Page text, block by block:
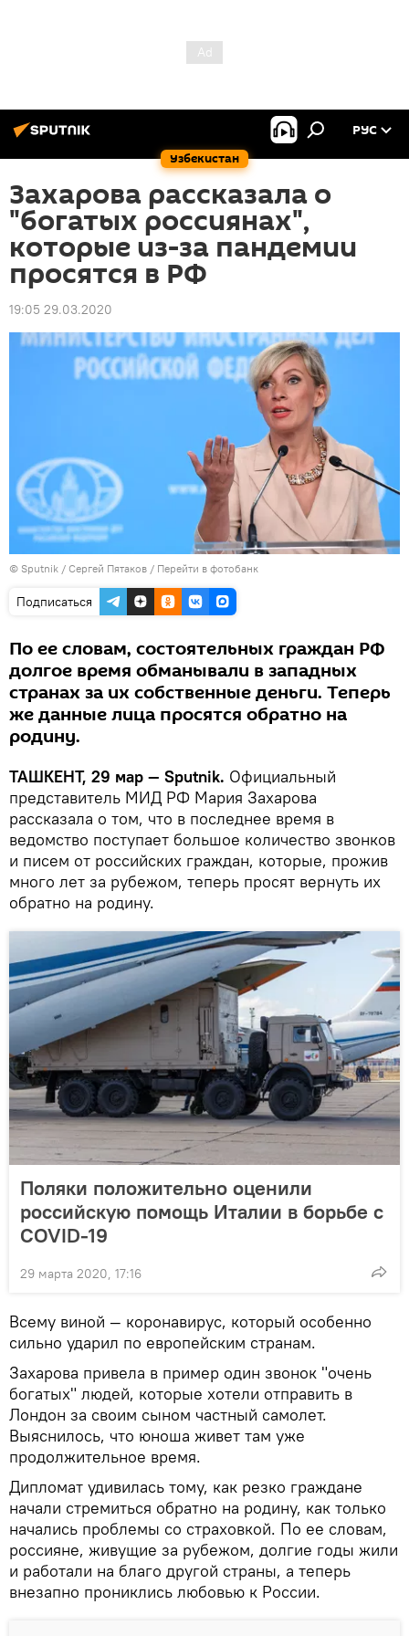
Узбекистан
РУС
Захарова рассказала о
"богатых россиянах",
которые из-за пандемии
просятся в РФ
19:05 29.03.2020
© Sputnik / Сергей Пятаков / Перейти в фотобанк
Подписаться
По ее словам, состоятельных граждан РФ
долгое время обманывали в западных
странах за их собственные деньги. Теперь
же данные лица просятся обратно на
родину.
ТАШКЕНТ, 29 мар — Sputnik. Официальный
представитель МИД РФ Мария Захарова
рассказала о том, что в последнее время в
ведомство поступает большое количество звонков
и писем от российских граждан, которые, прожив
много лет за рубежом, теперь просят вернуть их
обратно на родину.
Поляки положительно оценили
российскую помощь Италии в борьбе с
COVID-19
29 марта 2020, 17:16
Всему виной — коронавирус, который особенно
сильно ударил по европейским странам.
Захарова привела в пример один звонок "очень
богатых" людей, которые хотели отправить в
Лондон за своим сыном частный самолет.
Выяснилось, что юноша живет там уже
продолжительное время.
Дипломат удивилась тому, как резко граждане
начали стремиться обратно на родину, как только
начались проблемы со страховкой. По ее словам,
россияне, живущие за рубежом, долгие годы жили
и работали на благо другой страны, а теперь
внезапно прониклись любовью к России.